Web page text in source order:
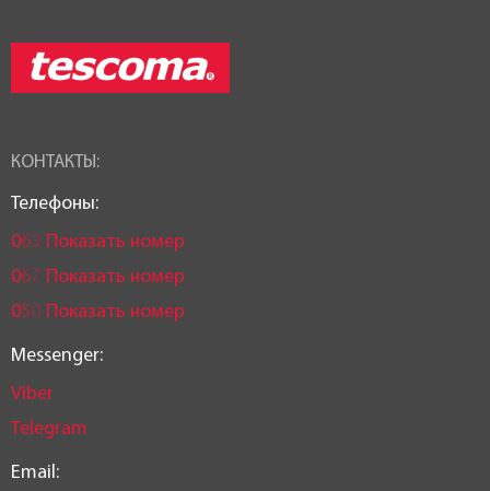
КОНТАКТЫ:
Телефоны:
063 Показать номер
067 Показать номер
050 Показать номер
Messenger:
Viber
Telegram
Email: